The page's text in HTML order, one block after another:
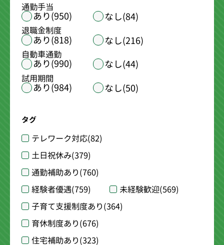
通勤手当
あり(950) なし(84)
退職金制度
あり(818) なし(216)
自動車通勤
あり(990) なし(44)
試用期間
あり(984) なし(50)
タグ
テレワーク対応(82)
土日祝休み(379)
通勤補助あり(760)
経験者優遇(759) 未経験歓迎(569)
子育て支援制度あり(364)
育休制度あり(676)
住宅補助あり(323)